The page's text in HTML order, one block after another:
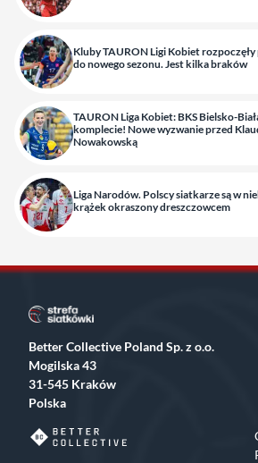
Kluby TAURON Ligi Kobiet
do nowego sezonu. Jest kilka braków
TAURON Liga Kobiet: BKS Bielsko-
komplecie! Nowe wyzwanie przed
Nowakowską
Liga Narodów. Polscy siatkarze są w
krążek okraszony dreszczowcem
Better Collective Poland Sp. z o.o.
Mogilska 43
31-545 Kraków
Polska